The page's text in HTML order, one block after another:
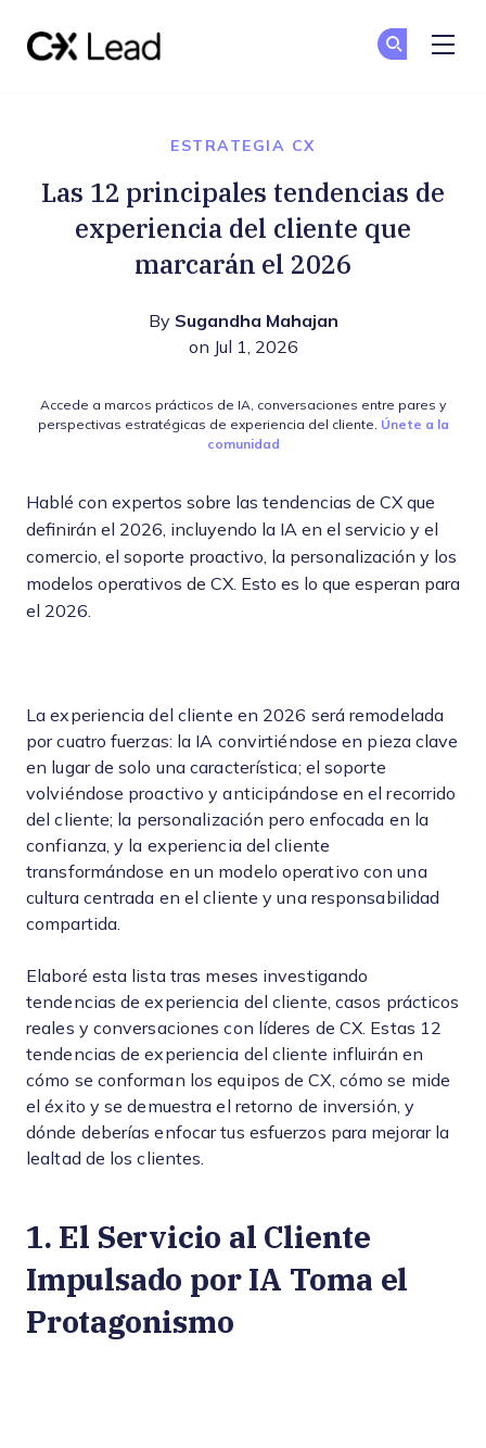
ESTRATEGIA CX
Las 12 principales tendencias de
experiencia del cliente que
marcarán el 2026
By Sugandha Mahajan
on Jul 1, 2026
Accede a marcos prácticos de IA, conversaciones entre pares y
perspectivas estratégicas de experiencia del cliente. Únete a la
comunidad
Hablé con expertos sobre las tendencias de CX que
definirán el 2026, incluyendo la IA en el servicio y el
comercio, el soporte proactivo, la personalización y los
modelos operativos de CX. Esto es lo que esperan para
el 2026.
La experiencia del cliente en 2026 será remodelada
por cuatro fuerzas: la IA convirtiéndose en pieza clave
en lugar de solo una característica; el soporte
volviéndose proactivo y anticipándose en el recorrido
del cliente; la personalización pero enfocada en la
confianza, y la experiencia del cliente
transformándose en un modelo operativo con una
cultura centrada en el cliente y una responsabilidad
compartida.
Elaboré esta lista tras meses investigando
tendencias de experiencia del cliente, casos prácticos
reales y conversaciones con líderes de CX. Estas 12
tendencias de experiencia del cliente influirán en
cómo se conforman los equipos de CX, cómo se mide
el éxito y se demuestra el retorno de inversión, y
dónde deberías enfocar tus esfuerzos para mejorar la
lealtad de los clientes.
1. El Servicio al Cliente
Impulsado por IA Toma el
Protagonismo